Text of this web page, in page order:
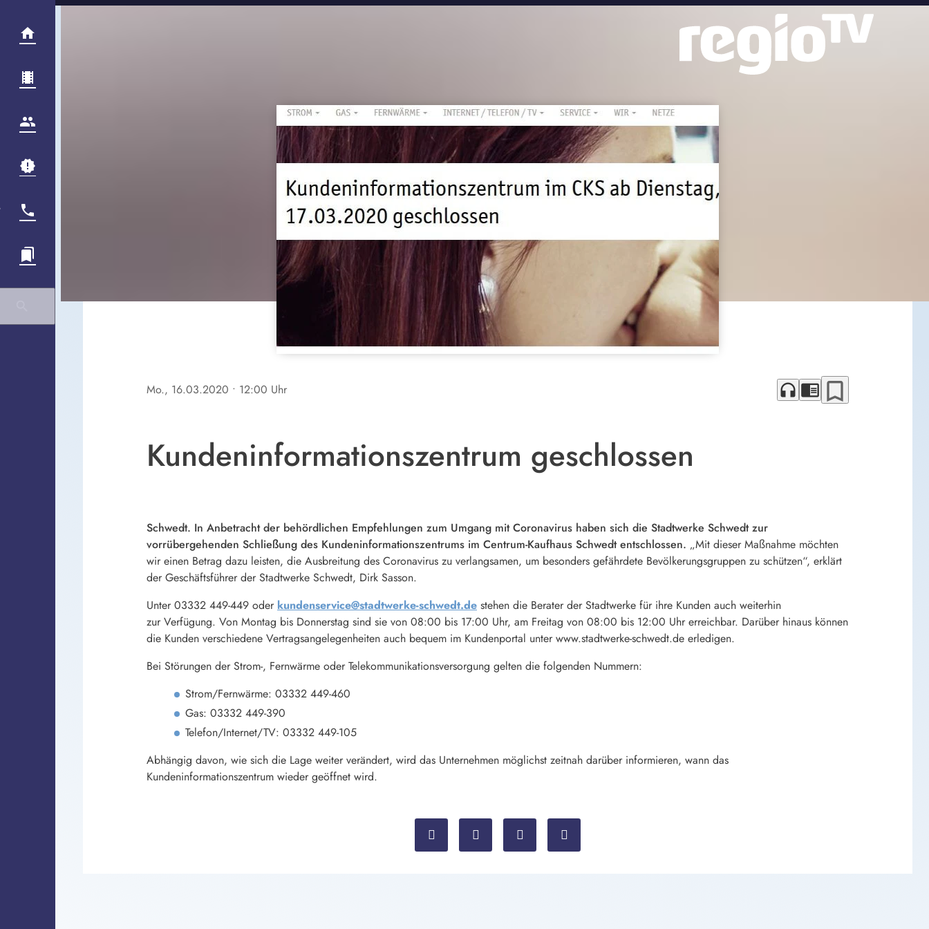
Mo., 16.03.2020 • 12:00 Uhr headphones chrome_reader_mode bookmark_border
Kundeninformationszentrum geschlossen
Schwedt. In Anbetracht der behördlichen Empfehlungen zum Umgang mit Coronavirus haben sich die Stadtwerke Schwedt zur
vorrübergehenden Schließung des Kundeninformationszentrums im Centrum-Kaufhaus Schwedt entschlossen. „Mit dieser Maßnahme möchten
wir einen Betrag dazu leisten, die Ausbreitung des Coronavirus zu verlangsamen, um besonders gefährdete Bevölkerungsgruppen zu schützen“, erklärt
der Geschäftsführer der Stadtwerke Schwedt, Dirk Sasson.
Unter 03332 449-449 oder kundenservice@stadtwerke-schwedt.de stehen die Berater der Stadtwerke für ihre Kunden auch weiterhin
zur Verfügung. Von Montag bis Donnerstag sind sie von 08:00 bis 17:00 Uhr, am Freitag von 08:00 bis 12:00 Uhr erreichbar. Darüber hinaus können
die Kunden verschiedene Vertragsangelegenheiten auch bequem im Kundenportal unter www.stadtwerke-schwedt.de erledigen.
Bei Störungen der Strom-, Fernwärme oder Telekommunikationsversorgung gelten die folgenden Nummern:
Strom/Fernwärme: 03332 449-460
Gas: 03332 449-390
Telefon/Internet/TV: 03332 449-105
Abhängig davon, wie sich die Lage weiter verändert, wird das Unternehmen möglichst zeitnah darüber informieren, wann das
Kundeninformationszentrum wieder geöffnet wird.